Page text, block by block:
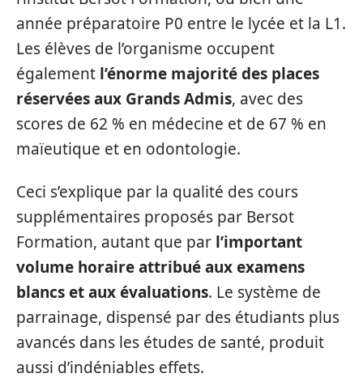
année préparatoire P0 entre le lycée et la L1.
Les élèves de l’organisme occupent
également l’énorme majorité des places
réservées aux Grands Admis, avec des
scores de 62 % en médecine et de 67 % en
maïeutique et en odontologie.
Ceci s’explique par la qualité des cours
supplémentaires proposés par Bersot
Formation, autant que par l’important
volume horaire attribué aux examens
blancs et aux évaluations. Le système de
parrainage, dispensé par des étudiants plus
avancés dans les études de santé, produit
aussi d’indéniables effets.